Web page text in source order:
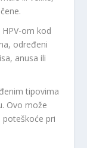
om kod
određeni
anusa ili
tipovima
Ovo može
poteškoće pri